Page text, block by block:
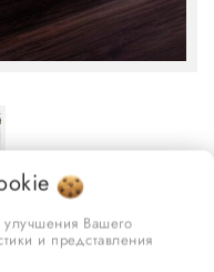
Вашего
и представления